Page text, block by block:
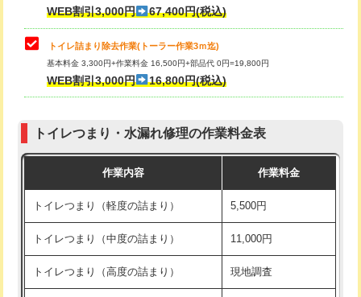
WEB割引3,000円 67,400円(税込)
トイレ詰まり除去作業(トーラー作業3ｍ迄)
基本料金 3,300円+作業料金 16,500円+部品代 0円=19,800円
WEB割引3,000円 16,800円(税込)
トイレつまり・水漏れ修理の作業料金表
作業内容 作業料金
トイレつまり（軽度の詰まり） 5,500円
トイレつまり（中度の詰まり） 11,000円
トイレつまり（高度の詰まり） 現地調査